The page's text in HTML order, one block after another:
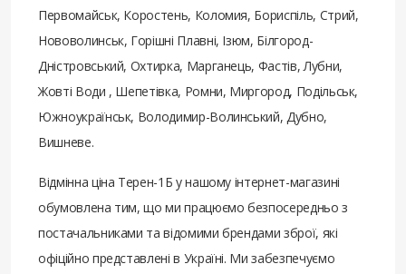
Первомайськ, Коростень, Коломия, Бориспіль, Стрий,
Нововолинськ, Горішні Плавні, Ізюм, Білгород-
Дністровський, Охтирка, Марганець, Фастів, Лубни,
Жовті Води , Шепетівка, Ромни, Миргород, Подільськ,
Южноукраїнськ, Володимир-Волинський, Дубно,
Вишневе.
Відмінна ціна Терен-1Б у нашому інтернет-магазині
обумовлена ​​тим, що ми працюємо безпосередньо з
постачальниками та відомими брендами зброї, які
офіційно представлені в Україні. Ми забезпечуємо